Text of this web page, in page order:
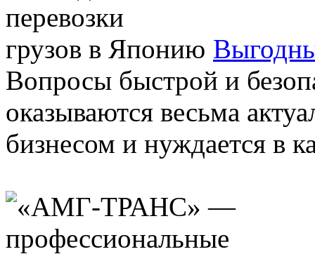
Вопросы быстрой и
оказываются весьма
бизнесом и нуждается в